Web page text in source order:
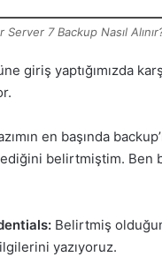
Server 7 Backup Nasıl
giriş yaptığımızda
en başında
belirtmiştim. Ben
Belirtmiş
yazıyoruz.